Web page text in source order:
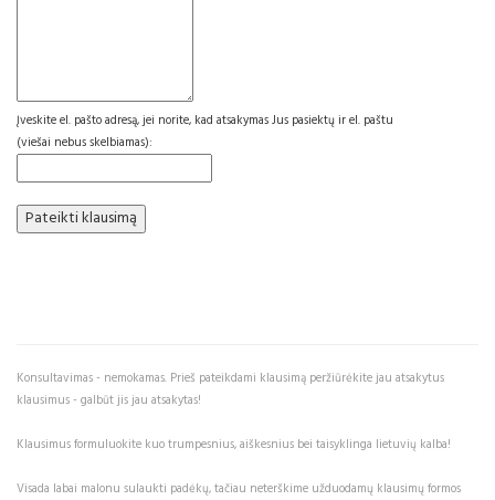
Įveskite el. pašto adresą, jei norite, kad atsakymas Jus pasiektų ir el. paštu
(viešai nebus skelbiamas):
Konsultavimas - nemokamas. Prieš pateikdami klausimą peržiūrėkite jau atsakytus
klausimus - galbūt jis jau atsakytas!
Klausimus formuluokite kuo trumpesnius, aiškesnius bei taisyklinga lietuvių kalba!
Visada labai malonu sulaukti padėkų, tačiau neterškime užduodamų klausimų formos